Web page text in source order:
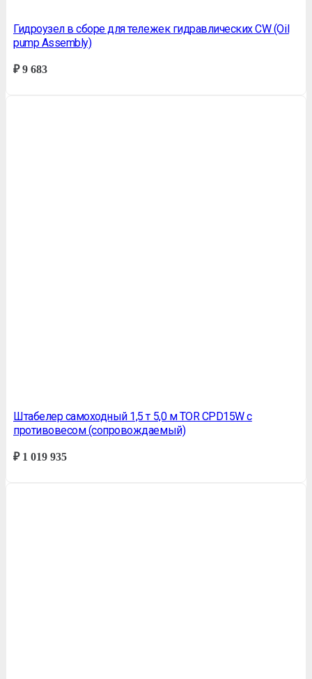
Гидроузел в сборе для тележек гидравлических CW (Oil
pump Assembly)
₽9 683
Штабелер самоходный 1,5 т 5,0 м TOR CPD15W с
противовесом (сопровождаемый)
₽1 019 935